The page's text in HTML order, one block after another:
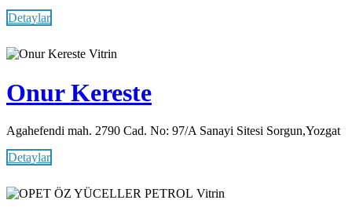
Detaylar
Vitrin
Onur Kereste
Agahefendi mah. 2790 Cad. No: 97/A Sanayi Sitesi Sorgun,Yozgat
Detaylar
Vitrin